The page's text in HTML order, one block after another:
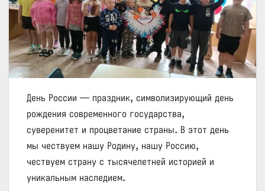
День России — праздник, символизирующий день
рождения современного государства,
суверенитет и процветание страны. В этот день
мы чествуем нашу Родину, нашу Россию,
чествуем страну с тысячелетней историей и
уникальным наследием.